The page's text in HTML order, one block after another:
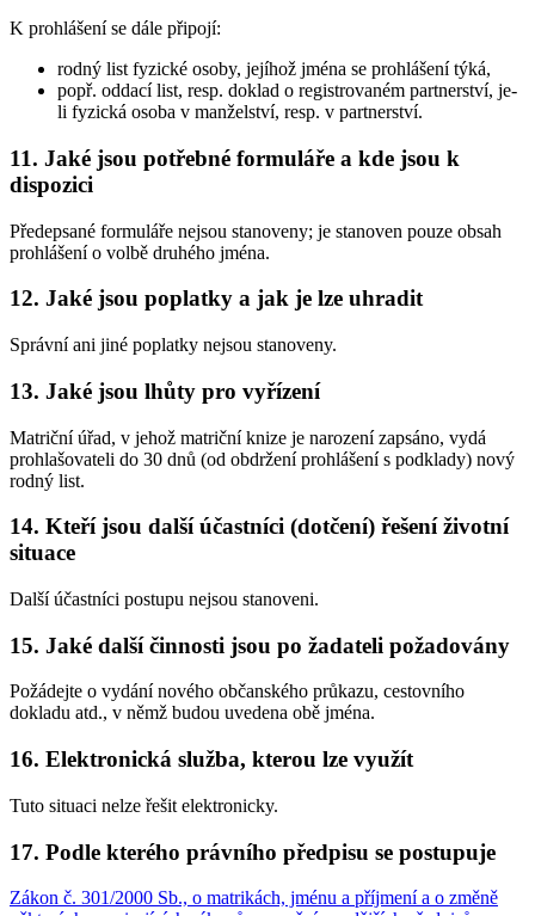
K prohlášení se dále připojí:
rodný list fyzické osoby, jejíhož jména se prohlášení týká,
popř. oddací list, resp. doklad o registrovaném partnerství, je-
li fyzická osoba v manželství, resp. v partnerství.
11. Jaké jsou potřebné formuláře a kde jsou k
dispozici
Předepsané formuláře nejsou stanoveny; je stanoven pouze obsah
prohlášení o volbě druhého jména.
12. Jaké jsou poplatky a jak je lze uhradit
Správní ani jiné poplatky nejsou stanoveny.
13. Jaké jsou lhůty pro vyřízení
Matriční úřad, v jehož matriční knize je narození zapsáno, vydá
prohlašovateli do 30 dnů (od obdržení prohlášení s podklady) nový
rodný list.
14. Kteří jsou další účastníci (dotčení) řešení životní
situace
Další účastníci postupu nejsou stanoveni.
15. Jaké další činnosti jsou po žadateli požadovány
Požádejte o vydání nového občanského průkazu, cestovního
dokladu atd., v němž budou uvedena obě jména.
16. Elektronická služba, kterou lze využít
Tuto situaci nelze řešit elektronicky.
17. Podle kterého právního předpisu se postupuje
Zákon č. 301/2000 Sb., o matrikách, jménu a příjmení a o změně